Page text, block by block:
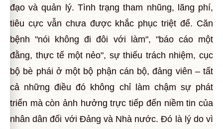
đạo và quản lý. Tình trạng tham nhũng, lãng phí,
tiêu cực vẫn chưa được khắc phục triệt để. Căn
bệnh "nói không đi đôi với làm", "báo cáo một
đằng, thực tế một nẻo", sự thiếu trách nhiệm, cục
bộ bè phái ở một bộ phận cán bộ, đảng viên – tất
cả những điều đó không chỉ làm chậm sự phát
triển mà còn ảnh hưởng trực tiếp đến niềm tin của
nhân dân đối với Đảng và Nhà nước. Đó là lý do vì